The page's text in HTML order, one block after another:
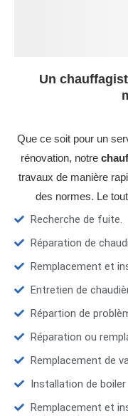
Un
Que ce soit pour un
rénovation, notre
travaux de manière
des normes. Le
Recherche de fuite.
Réparation de
Remplacement et
Entretien de
Répartion de
Réparation ou
Remplacement de
Installation de boiler
Remplacement et